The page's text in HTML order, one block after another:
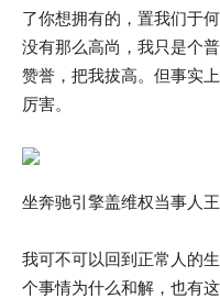
了你想拥有的，置我们于
没有那么高尚，我只是个
赞誉，把我拔高。但事实
厉害。
坐奔驰引擎盖维权当事人
我可不可以回到正常人的
个事情为什么和解，也有